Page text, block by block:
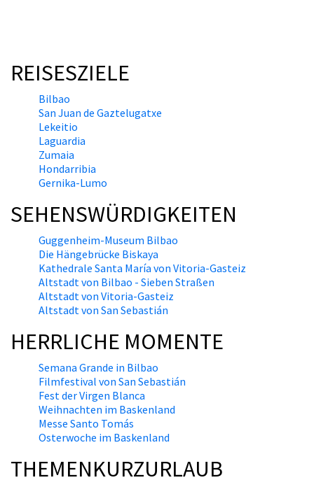
REISESZIELE
Bilbao
San Juan de Gaztelugatxe
Lekeitio
Laguardia
Zumaia
Hondarribia
Gernika-Lumo
SEHENSWÜRDIGKEITEN
Guggenheim-Museum Bilbao
Die Hängebrücke Biskaya
Kathedrale Santa María von Vitoria-Gasteiz
Altstadt von Bilbao - Sieben Straßen
Altstadt von Vitoria-Gasteiz
Altstadt von San Sebastián
HERRLICHE MOMENTE
Semana Grande in Bilbao
Filmfestival von San Sebastián
Fest der Virgen Blanca
Weihnachten im Baskenland
Messe Santo Tomás
Osterwoche im Baskenland
THEMENKURZURLAUB